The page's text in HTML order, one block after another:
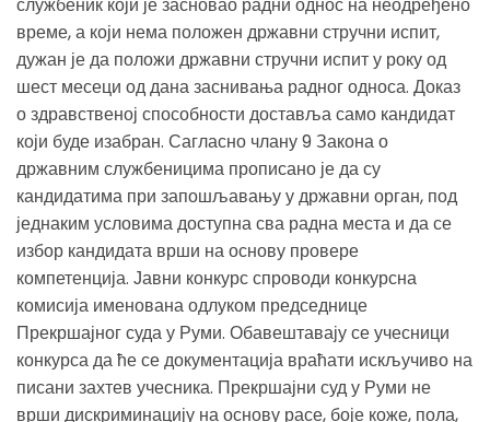
време, а који нема положен државни стручни испит,
дужан је да положи државни стручни испит у року од
шест месеци од дана заснивања радног односа. Доказ
о здравственој способности доставља само кандидат
који буде изабран. Сагласно члану 9 Закона о
државним службеницима прописано је да су
кандидатима при запошљавању у државни орган, под
једнаким условима доступна сва радна места и да се
избор кандидата врши на основу провере
компетенција. Јавни конкурс спроводи конкурсна
комисија именована одлуком председнице
Прекршајног суда у Руми. Обавештавају се учесници
конкурса да ће се документација враћати искључиво на
писани захтев учесника. Прекршајни суд у Руми не
врши дискриминацију на основу расе, боје коже, пола,